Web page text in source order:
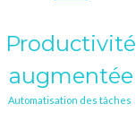
Productivité
augmentée
Automatisation des tâches